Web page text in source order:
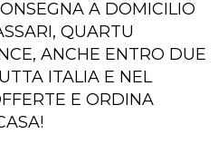
A DOMICILIO
QUARTU
ANCHE ENTRO DUE
ITALIA E NEL
E ORDINA